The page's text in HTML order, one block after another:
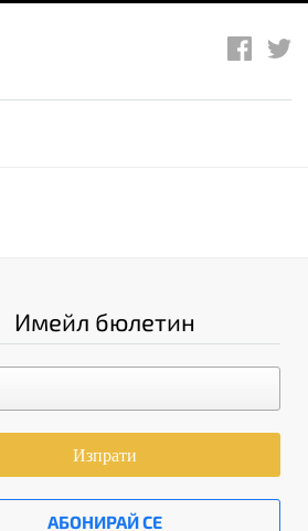
Имейл бюлетин
Изпрати
АБОНИРАЙ СЕ